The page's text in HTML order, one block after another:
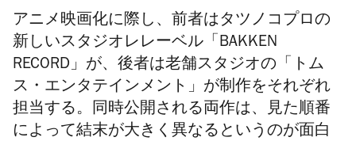
アニメ映画化に際し、前者はタツノコプロの
新しいスタジオレレーベル「BAKKEN
RECORD」が、後者は老舗スタジオの「トム
ス・エンタテインメント」が制作をそれぞれ
担当する。同時公開される両作は、見た順番
によって結末が大きく異なるというのが面白